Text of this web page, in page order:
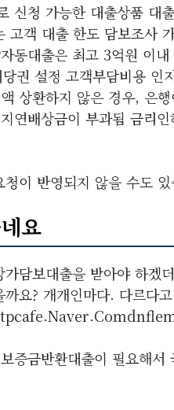
신청 가능한 대출상품 대
객 대출 한도 담보조사
동대출은 최고 3억원 이
권 설정 고객부담비용 인
상환하지 않은 경우, 은
연배상금이 부과됨 금리
이 반영되지 않을 수도 있
요
담보대출을 받아야 하겠
요? 개개인마다. 다르다
증금반환대출이 필요해서